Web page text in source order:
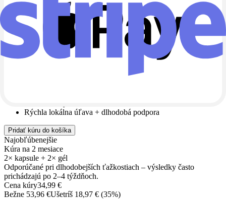
Odporúčané kombinácie na 1–3 mesiace.
Kúra na 1 mesiac
1× kapsule + 1× gél
Najlepší štart, ak chcete otestovať účinok a nastaviť rutinu.
Rýchla lokálna úľava + dlhodobá podpora
Pridať kúru do košíka
Najobľúbenejšie
Kúra na 2 mesiace
2× kapsule + 2× gél
Odporúčané pri dlhodobejších ťažkostiach – výsledky často
prichádzajú po 2–4 týždňoch.
Cena kúry34,99 €
Bežne 53,96 €Ušetríš 18,97 € (35%)